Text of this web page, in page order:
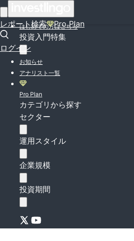
レポート検索 Pro Plan
ログイン
はじめての方はこちら
投資入門特集
お知らせ
アナリスト一覧
Pro Plan
カテゴリから探す
セクター
運用スタイル
企業規模
投資期間